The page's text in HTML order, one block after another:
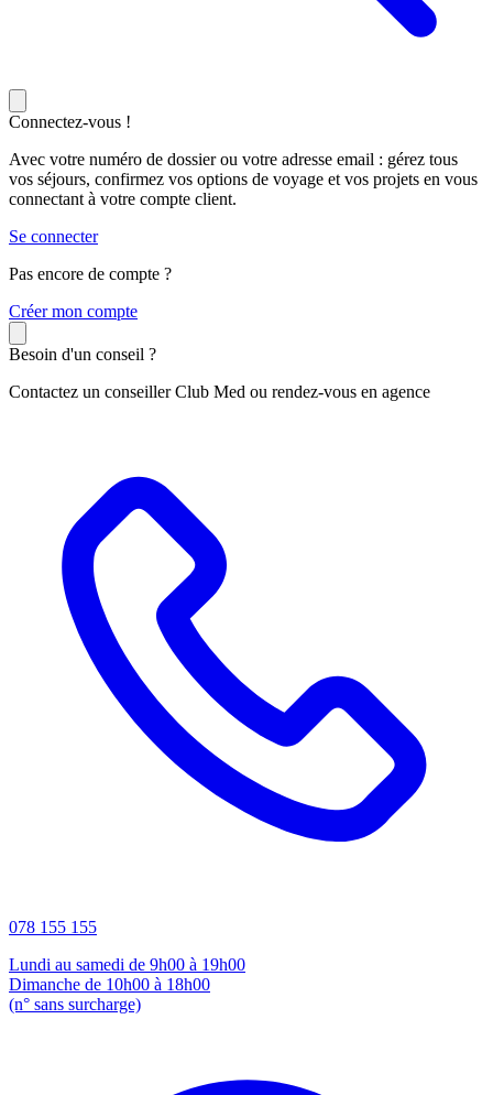
Connectez-vous !
Avec votre numéro de dossier ou votre adresse email : gérez tous
vos séjours, confirmez vos options de voyage et vos projets en vous
connectant à votre compte client.
Se connecter
Pas encore de compte ?
Créer mon compte
Besoin d'un conseil ?
Contactez un conseiller Club Med ou rendez-vous en agence
078 155 155
Lundi au samedi de 9h00 à 19h00
Dimanche de 10h00 à 18h00
(n° sans surcharge)